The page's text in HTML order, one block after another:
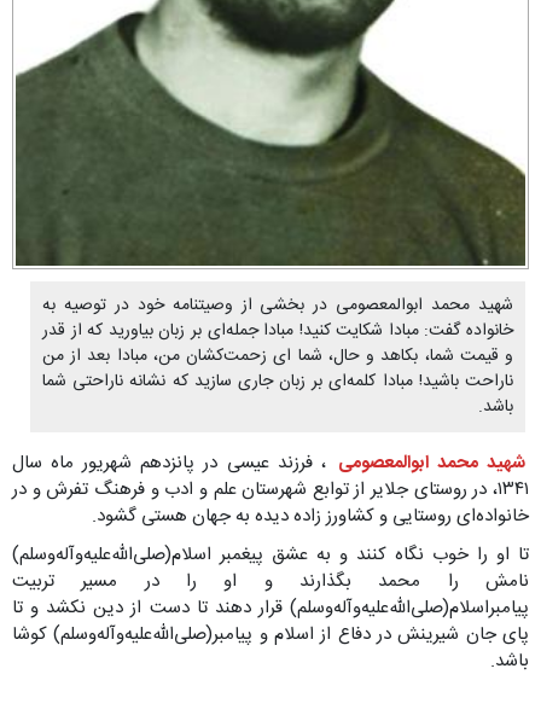
شهید محمد ابوالمعصومی در بخشی از وصیتنامه خود در توصیه به
خانواده گفت: مبادا شکایت کنید! مبادا جمله‌ای بر زبان بیاورید که از قدر
و قیمت شما، بکاهد و حال، شما ای زحمت‌کشان من، مبادا بعد از من
ناراحت باشید! مبادا کلمه‌ای بر زبان جاری سازید که نشانه ناراحتی شما
باشد.
شهید محمد ابوالمعصومی ، فرزند عیسی در پانزدهم شهریور ماه سال
۱۳۴۱، در روستای جلایر از توابع شهرستان علم و ادب و فرهنگ تفرش و در
خانواده‌ای روستایی و کشاورز زاده دیده به جهان هستی گشود.
تا او را خوب نگاه کنند و به عشق پیغمبر اسلام(صلی‌الله‌علیه‌وآله‌وسلم)
نامش را محمد بگذارند و او را در مسیر تربیت
پیامبر‌اسلام(صلی‌الله‌علیه‌وآله‌وسلم) قرار دهند تا دست از دین نکشد و تا
پای جان شیرینش در دفاع از اسلام و پیامبر(صلی‌الله‌علیه‌وآله‌وسلم) کوشا
باشد.